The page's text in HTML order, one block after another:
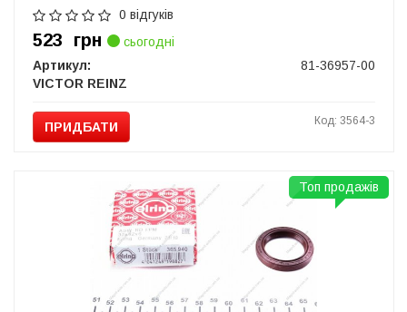
0 відгуків
523 грн
сьогодні
Артикул:
81-36957-00
VICTOR REINZ
ПРИДБАТИ Код: 3564-3
Топ продажів